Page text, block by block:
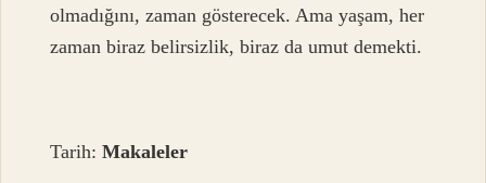
olmadığını, zaman gösterecek. Ama yaşam, her
zaman biraz belirsizlik, biraz da umut demekti.
Tarih:Makaleler